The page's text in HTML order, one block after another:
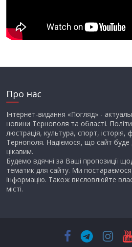
Про нас
Інтернет-видання «Погляд» -
новини Тернополя та області.
люстрація, культура, спорт,
Тернополя. Надіємося, що сайт
цікавим.
Будемо вдячні за Ваші пропозиції
тематик для сайту. Ми постараємося
інформацію. Також висловлюйте
місті.